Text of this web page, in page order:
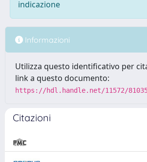
indicazione
Informazioni
Utilizza questo identificativo per
link a questo documento:
https://hdl.handle.net/11572/
Citazioni